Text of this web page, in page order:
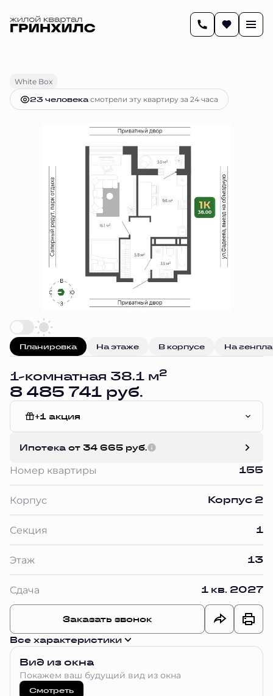
1-комнатная 38.1 м 8 485 741 руб.
White Box
23 человекaсмотрели эту квартиру за 24 часа
Планировка На этаже В корпусе На
1-комнатная 38.1 м2
8 485 741 руб.
+1 акция
Ипотека от 34 665 руб.
Номер квартиры 155
Корпус Корпус 2
Секция 1
Этаж 13
Сдача 1 кв. 2027
Заказать звонок
Все характеристики
Вид из окна
Покажем ваш будущий вид из окна
Смотреть